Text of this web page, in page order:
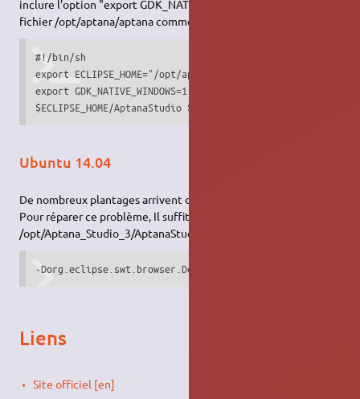
inclure l'option "export GDK_NATIVE_WINDOWS=1" dans le
fichier /opt/aptana/aptana comme dans l'exemple suivant:
#!/bin/sh
export ECLIPSE_HOME="/opt/aptana"
export GDK_NATIVE_WINDOWS=1
$ECLIPSE_HOME/AptanaStudio $*
Ubuntu 14.04
De nombreux plantages arrivent depuis la mise à jour 14.04.
Pour réparer ce problème, Il suffit de rajouter dans :
/opt/Aptana_Studio_3/AptanaStudio3.ini .
-Dorg.eclipse.swt.browser.DefaultType=mozilla
Liens
Site officiel [en]